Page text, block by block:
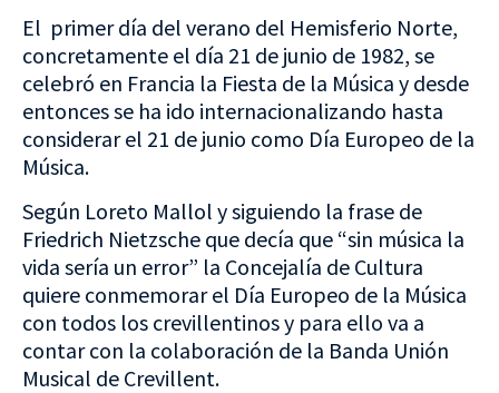
El primer día del verano del Hemisferio Norte,
concretamente el día 21 de junio de 1982, se
celebró en Francia la Fiesta de la Música y desde
entonces se ha ido internacionalizando hasta
considerar el 21 de junio como Día Europeo de la
Música.
Según Loreto Mallol y siguiendo la frase de
Friedrich Nietzsche que decía que “sin música la
vida sería un error” la Concejalía de Cultura
quiere conmemorar el Día Europeo de la Música
con todos los crevillentinos y para ello va a
contar con la colaboración de la Banda Unión
Musical de Crevillent.